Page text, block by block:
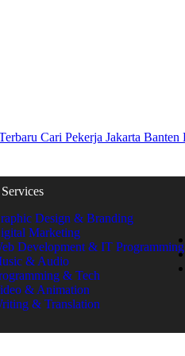
Design & Branding
Marketing
Development & IT Programming
& Audio
& Tech
& Animation
& Translation